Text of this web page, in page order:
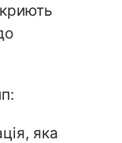
яка